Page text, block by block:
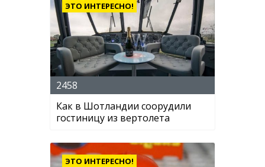
ЭТО ИНТЕРЕСНО!
2458
Как в Шотландии соорудили
гостиницу из вертолета
ЭТО ИНТЕРЕСНО!